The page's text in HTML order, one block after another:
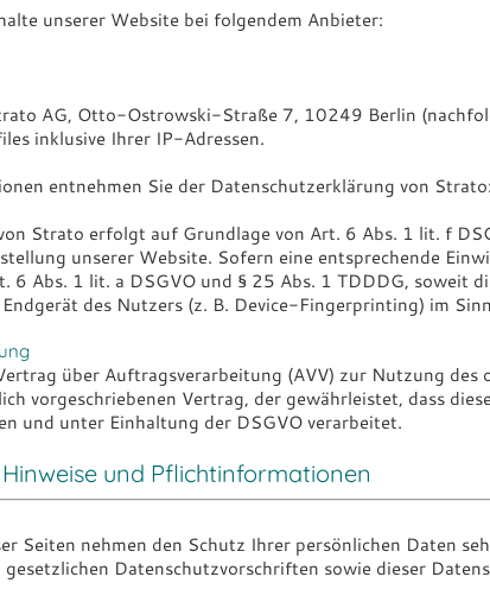
unserer Website bei folgendem Anbieter:
AG, Otto-Ostrowski-Straße 7, 10249 Berlin
inklusive Ihrer IP-Adressen.
entnehmen Sie der Datenschutzerklärung von Strato:
Strato erfolgt auf Grundlage von Art. 6 Abs. 1 lit. f
unserer Website. Sofern eine entsprechende
6 Abs. 1 lit. a DSGVO und § 25 Abs. 1 TDDDG, soweit
des Nutzers (z. B. Device-Fingerprinting) im
über Auftragsverarbeitung (AVV) zur Nutzung des
vorgeschriebenen Vertrag, der gewährleistet, dass
und unter Einhaltung der DSGVO verarbeitet.
und Pflicht­informationen
Seiten nehmen den Schutz Ihrer persönlichen Daten
gesetzlichen Datenschutzvorschriften sowie dieser